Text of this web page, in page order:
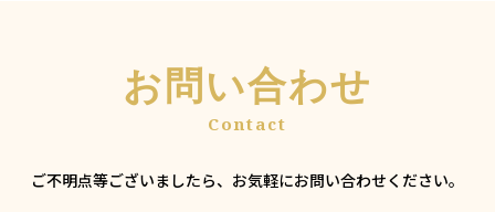
お問い合わせ
ご不明点等ございましたら、お気軽にお問い合わせください。